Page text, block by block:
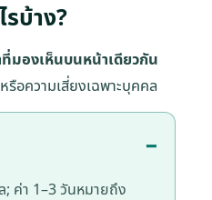
บ้าง?
มองเห็นบนหน้าเดียวกัน
รือความเสี่ยงเฉพาะบุคคล
; ค่า 1–3 วันหมายถึง